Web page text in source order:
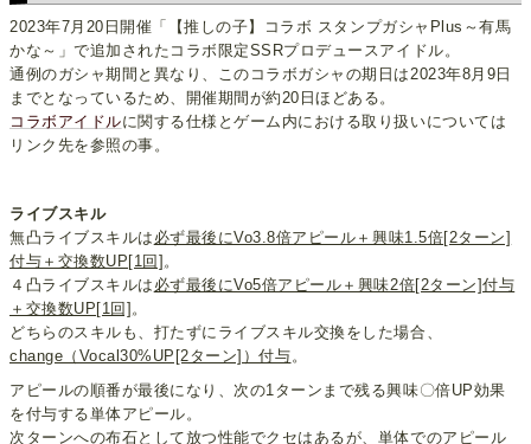
2023年7月20日開催「【推しの子】コラボ スタンプガシャPlus～有馬
かな～」で追加されたコラボ限定SSRプロデュースアイドル。
通例のガシャ期間と異なり、このコラボガシャの期日は2023年8月9日
までとなっているため、開催期間が約20日ほどある。
コラボアイドルに関する仕様とゲーム内における取り扱いについては
リンク先を参照の事。
ライブスキル
無凸ライブスキルは 必ず最後にVo3.8倍アピール＋興味1.5倍[2ターン]
付与＋交換数UP[1回] 。
４凸ライブスキルは 必ず最後にVo5倍アピール＋興味2倍[2ターン]付与
＋交換数UP[1回] 。
どちらのスキルも、打たずにライブスキル交換をした場合、
change（Vocal30%UP[2ターン]）付与。
アピールの順番が最後になり、次の1ターンまで残る興味〇倍UP効果
を付与する単体アピール。
次ターンへの布石として放つ性能でクセはあるが、単体でのアピール